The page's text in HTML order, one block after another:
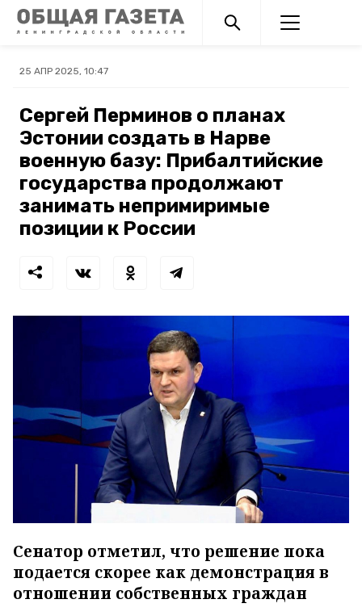
25 АПР 2025, 10:47
Сергей Перминов о планах
Эстонии создать в Нарве
военную базу: Прибалтийские
государства продолжают
занимать непримиримые
позиции к России
Сенатор отметил, что решение пока
подается скорее как демонстрация в
отношении собственных граждан